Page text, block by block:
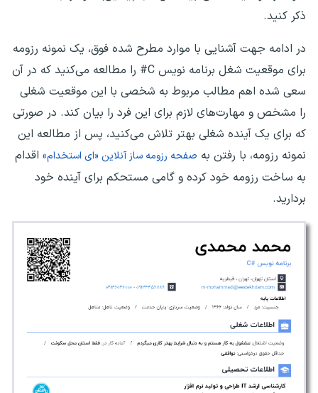
ذکر کنید.
در ادامه جهت آشنایی با موارد مطرح شده فوق، یک نمونه رزومه
برای موقعیت شغل برنامه نویس C# را مطالعه می‌کنید که در آن
سعی شده اهم مطالب مربوط به شخصی با این موقعیت شغلی
را مشخص و مهارت‌های لازم برای این فرد را بیان کند. در صورتی
که برای یک آینده شغلی بهتر تلاش می‌کنید، پس از مطالعه این
نمونه رزومه، با رفتن به صفحه رزومه ساز آنلاین «ای استخدام» اقدام
به ساخت رزومه خود کرده و گامی مستحکم برای آینده خود
بردارید.